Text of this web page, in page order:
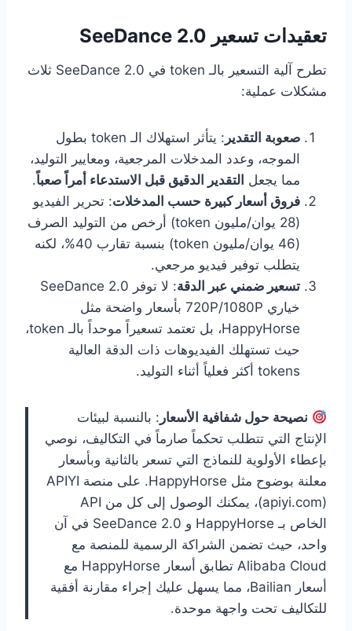
تعقيدات تسعير SeeDance 2.0
تطرح آلية التسعير بالـ token في SeeDance 2.0 ثلاث
مشكلات عملية:
صعوبة التقدير
: يتأثر استهلاك الـ token بطول
الموجه، وعدد المدخلات المرجعية، ومعايير التوليد،
مما يجعل التقدير الدقيق قبل الاستدعاء أمراً صعباً.
فروق أسعار كبيرة حسب المدخلات: تحرير الفيديو
(28 يوان/مليون token) أرخص من التوليد الصرف
(46 يوان/مليون token) بنسبة تقارب 40%، لكنه
يتطلب توفير فيديو مرجعي.
تسعير ضمني عبر الدقة
: لا توفر SeeDance 2.0
خياري 720P/1080P بأسعار واضحة مثل
HappyHorse، بل تعتمد تسعيراً موحداً بالـ token،
حيث تستهلك الفيديوهات ذات الدقة العالية
tokens أكثر فعلياً أثناء التوليد.
نصيحة حول شفافية الأسعار : بالنسبة لبيئات
الإنتاج التي تتطلب تحكماً صارماً في التكاليف، نوصي
بإعطاء الأولوية للنماذج التي تسعر بالثانية وبأسعار
معلنة بوضوح مثل HappyHorse. على منصة APIYI
(apiyi.com)، يمكنك الوصول إلى كل من API
الخاص بـ HappyHorse و SeeDance 2.0 في آن
واحد، حيث تضمن الشراكة الرسمية للمنصة مع
Alibaba Cloud تطابق أسعار HappyHorse مع
أسعار Bailian، مما يسهل عليك إجراء مقارنة أفقية
للتكاليف تحت واجهة موحدة.